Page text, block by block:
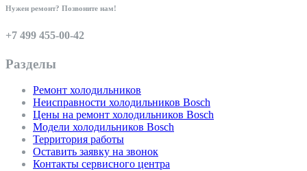
Нужен ремонт? Позвоните нам!
+7 499 455-00-42
Разделы
Ремонт холодильников
Неисправности холодильников Bosch
Цены на ремонт холодильников Bosch
Модели холодильников Bosch
Территория работы
Оставить заявку на звонок
Контакты сервисного центра